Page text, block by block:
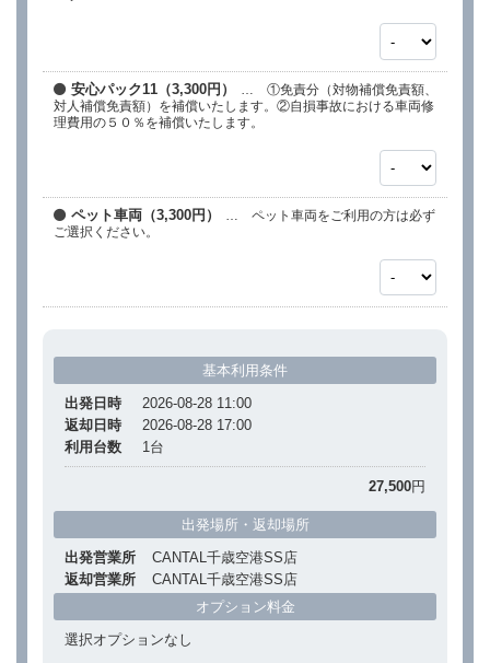
安心パック11（3,300円）
… ①免責分（対物補償免責額、
対人補償免責額）を補償いたします。②自損事故における車両修
理費用の５０％を補償いたします。
ペット車両（3,300円）
… ペット車両をご利用の方は必ず
ご選択ください。
基本利用条件
出発日時
2026-08-28 11:00
返却日時
2026-08-28 17:00
利用台数
1台
27,500円
出発場所・返却場所
出発営業所
CANTAL千歳空港SS店
返却営業所
CANTAL千歳空港SS店
オプション料金
選択オプションなし